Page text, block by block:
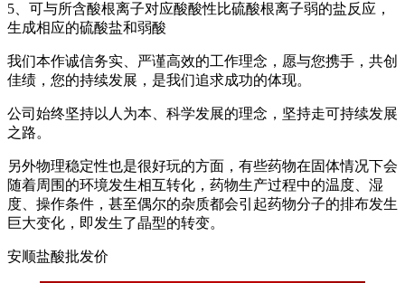
5、可与所含酸根离子对应酸酸性比硫酸根离子弱的盐反应，
生成相应的硫酸盐和弱酸
我们本作诚信务实、严谨高效的工作理念，愿与您携手，共创
佳绩，您的持续发展，是我们追求成功的体现。
公司始终坚持以人为本、科学发展的理念，坚持走可持续发展
之路。
另外物理稳定性也是很好玩的方面，有些药物在固体情况下会
随着周围的环境发生相互转化，药物生产过程中的温度、湿
度、操作条件，甚至偶尔的杂质都会引起药物分子的排布发生
巨大变化，即发生了晶型的转变。
安顺盐酸批发价